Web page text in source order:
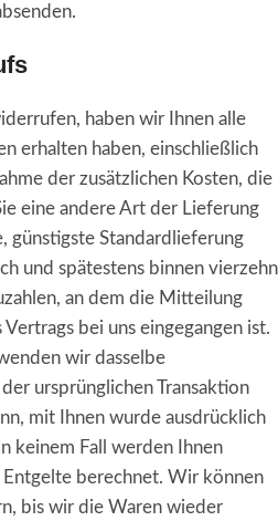
haben wir Ihnen alle
erhalten haben, einschließlich
der zusätzlichen Kosten, die
eine andere Art der Lieferung
günstigste Standardlieferung
und spätestens binnen vierzehn
an dem die Mitteilung
bei uns eingegangen ist.
wir dasselbe
ursprünglichen Transaktion
mit Ihnen wurde ausdrücklich
keinem Fall werden Ihnen
berechnet. Wir können
bis wir die Waren wieder